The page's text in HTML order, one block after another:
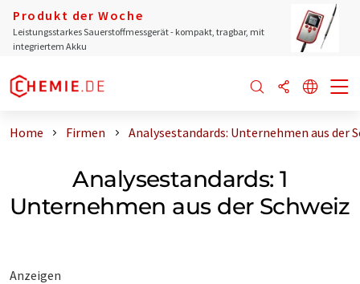
Produkt der Woche
Leistungsstarkes Sauerstoffmessgerät - kompakt, tragbar, mit
integriertem Akku
Home Firmen Analysestandards: Unternehmen aus der
Analysestandards: 1
Unternehmen aus der Schweiz
Anzeigen